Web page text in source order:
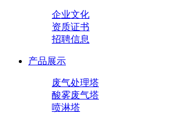
企业文化
资质证书
招聘信息
产品展示
废气处理塔
酸雾废气塔
喷淋塔